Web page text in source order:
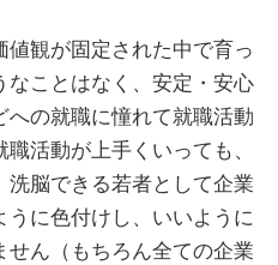
観が固定された中で育っ
なことはなく、安定・安心
の就職に憧れて就職活動
活動が上手くいっても、
脳できる若者として企業
に色付けし、いいように
ん（もちろん全ての企業